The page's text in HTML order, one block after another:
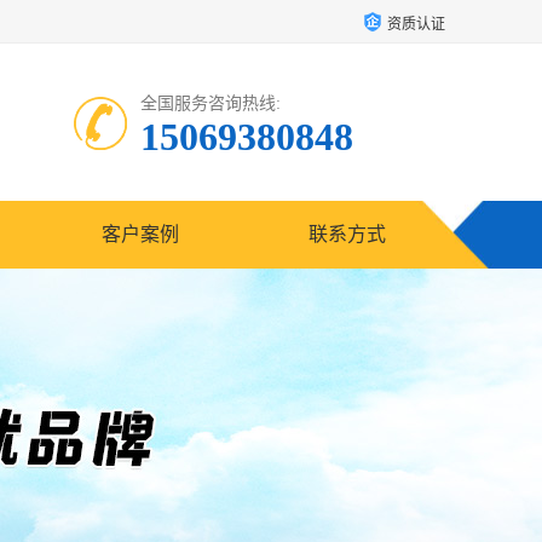
资质认证
全国服务咨询热线:
15069380848
客户案例 联系方式